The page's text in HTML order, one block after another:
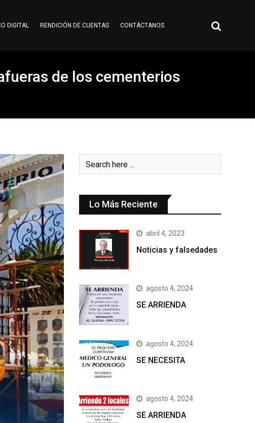
DIGITAL RENDICIÓN DE CUENTAS CONTÁCTANOS
de los cementerios
Lo Más Reciente
abril 4, 2023
Noticias y falsedades
agosto 4, 2024
SE ARRIENDA
agosto 4, 2024
SE NECESITA
agosto 4, 2024
SE ARRIENDA